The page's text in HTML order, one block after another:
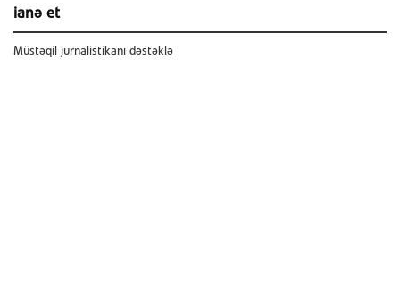
ianə et
Müstəqil jurnalistikanı dəstəklə